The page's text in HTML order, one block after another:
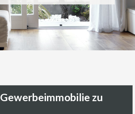
Gewerbeimmobilie zu